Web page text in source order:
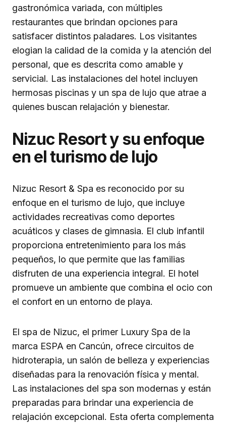
gastronómica variada, con múltiples
restaurantes que brindan opciones para
satisfacer distintos paladares. Los visitantes
elogian la calidad de la comida y la atención del
personal, que es descrita como amable y
servicial. Las instalaciones del hotel incluyen
hermosas piscinas y un spa de lujo que atrae a
quienes buscan relajación y bienestar.
Nizuc Resort y su enfoque
en el turismo de lujo
Nizuc Resort & Spa es reconocido por su
enfoque en el turismo de lujo, que incluye
actividades recreativas como deportes
acuáticos y clases de gimnasia. El club infantil
proporciona entretenimiento para los más
pequeños, lo que permite que las familias
disfruten de una experiencia integral. El hotel
promueve un ambiente que combina el ocio con
el confort en un entorno de playa.
El spa de Nizuc, el primer Luxury Spa de la
marca ESPA en Cancún, ofrece circuitos de
hidroterapia, un salón de belleza y experiencias
diseñadas para la renovación física y mental.
Las instalaciones del spa son modernas y están
preparadas para brindar una experiencia de
relajación excepcional. Esta oferta complementa